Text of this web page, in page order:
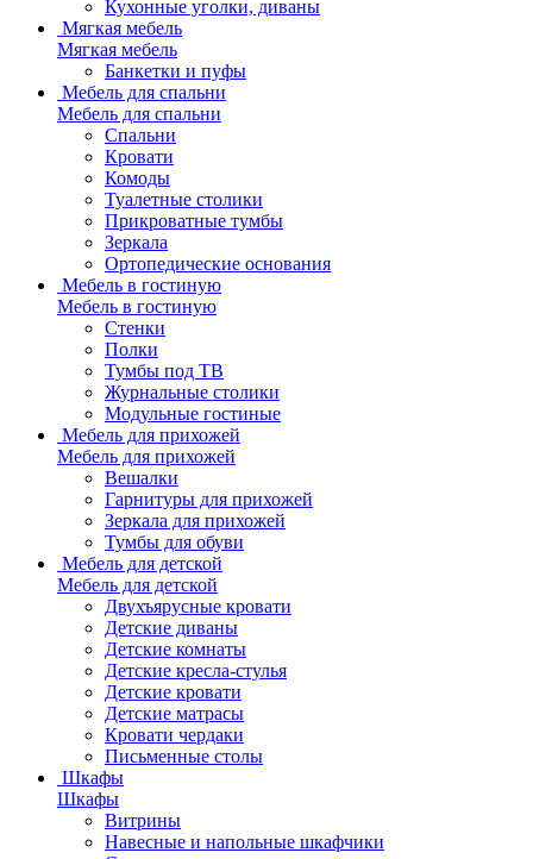
Кухонные уголки, диваны
Мягкая мебель
Мягкая мебель
Банкетки и пуфы
Мебель для спальни
Мебель для спальни
Спальни
Кровати
Комоды
Туалетные столики
Прикроватные тумбы
Зеркала
Ортопедические основания
Мебель в гостиную
Мебель в гостиную
Стенки
Полки
Тумбы под ТВ
Журнальные столики
Модульные гостиные
Мебель для прихожей
Мебель для прихожей
Вешалки
Гарнитуры для прихожей
Зеркала для прихожей
Тумбы для обуви
Мебель для детской
Мебель для детской
Двухъярусные кровати
Детские диваны
Детские комнаты
Детские кресла-стулья
Детские кровати
Детские матрасы
Кровати чердаки
Письменные столы
Шкафы
Шкафы
Витрины
Навесные и напольные шкафчики